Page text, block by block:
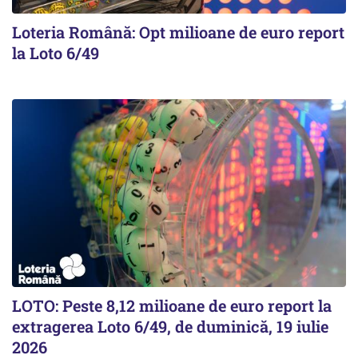
Loteria Română: Opt milioane de euro report
la Loto 6/49
LOTO: Peste 8,12 milioane de euro report la
extragerea Loto 6/49, de duminică, 19 iulie
2026